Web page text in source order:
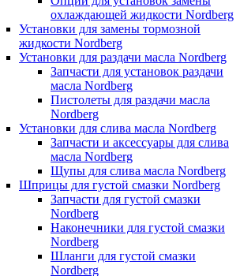
охлаждающей жидкости Nordberg
Установки для замены тормозной
жидкости Nordberg
Установки для раздачи масла Nordberg
Запчасти для установок раздачи
масла Nordberg
Пистолеты для раздачи масла
Nordberg
Установки для слива масла Nordberg
Запчасти и аксессуары для слива
масла Nordberg
Щупы для слива масла Nordberg
Шприцы для густой смазки Nordberg
Запчасти для густой смазки
Nordberg
Наконечники для густой смазки
Nordberg
Шланги для густой смазки
Nordberg